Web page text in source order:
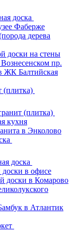
доска
Фаберже
дерева
доски на стены
пр.
ЖК Балтийская
(плитка)
(плитка)
кухня
в Энколово
доска
доски в офисе
доски в Комарово
в Атлантик